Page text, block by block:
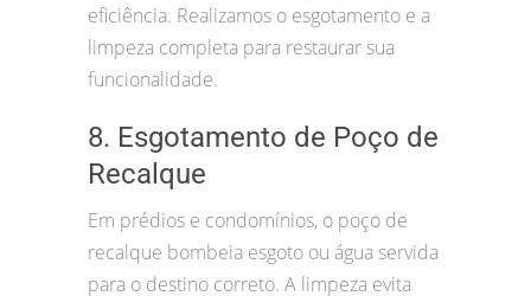
eficiência. Realizamos o esgotamento e a
limpeza completa para restaurar sua
funcionalidade.
8. Esgotamento de Poço de
Recalque
Em prédios e condomínios, o poço de
recalque bombeia esgoto ou água servida
para o destino correto. A limpeza evita